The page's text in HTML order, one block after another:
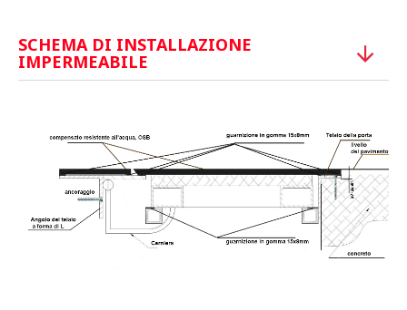
SCHEMA DI INSTALLAZIONE
IMPERMEABILE